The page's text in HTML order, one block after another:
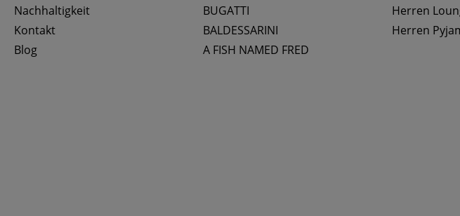
Nachhaltigkeit
Kontakt
Blog
BUGATTI
BALDESSARINI
A FISH NAMED FRED
Herren
Herren